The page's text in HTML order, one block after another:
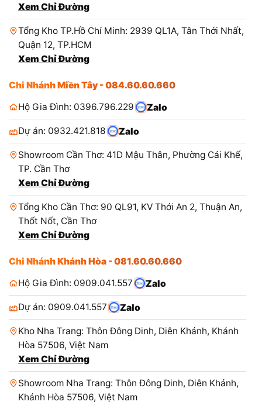
Xem Chỉ Đường
Tổng Kho TP.Hồ Chí Minh: 2939 QL1A, Tân Thới Nhất,
Quận 12, TP.HCM
Xem Chỉ Đường
Chi Nhánh Miền Tây - 084.60.60.660
Hộ Gia Đình: 0396.796.229
Zalo
Dự án: 0932.421.818 Zalo
Showroom Cần Thơ: 41D Mậu Thân, Phường Cái Khế,
TP. Cần Thơ
Xem Chỉ Đường
Tổng Kho Cần Thơ: 90 QL91, KV Thới An 2, Thuận An,
Thốt Nốt, Cần Thơ
Xem Chỉ Đường
Chi Nhánh Khánh Hòa - 081.60.60.660
Hộ Gia Đình: 0909.041.557
Zalo
Dự án: 0909.041.557 Zalo
Kho Nha Trang: Thôn Đông Dinh, Diên Khánh, Khánh
Hòa 57506, Việt Nam
Xem Chỉ Đường
Showroom Nha Trang: Thôn Đông Dinh, Diên Khánh,
Khánh Hòa 57506, Việt Nam